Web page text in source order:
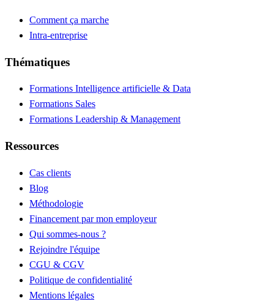
Comment ça marche
Intra-entreprise
Thématiques
Formations Intelligence artificielle & Data
Formations Sales
Formations Leadership & Management
Ressources
Cas clients
Blog
Méthodologie
Financement par mon employeur
Qui sommes-nous ?
Rejoindre l'équipe
CGU & CGV
Politique de confidentialité
Mentions légales